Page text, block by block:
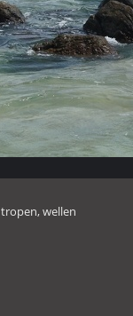
tropen,wellen